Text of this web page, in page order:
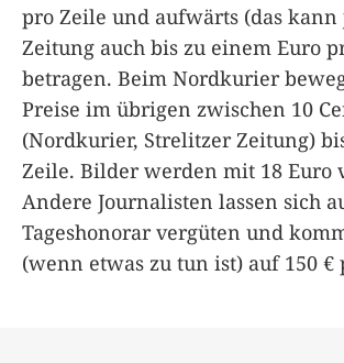
pro Zeile und aufwärts (das kann
Zeitung auch bis zu einem Euro
betragen. Beim Nordkurier
Preise im übrigen zwischen 10
(Nordkurier, Strelitzer Zeitung)
Zeile. Bilder werden mit 18 Euro
Andere Journalisten lassen sich
Tageshonorar vergüten und
(wenn etwas zu tun ist) auf 150 €